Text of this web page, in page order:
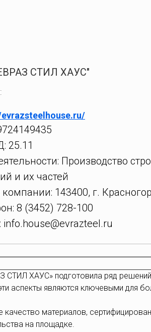
СТИЛ ХАУС"
25.11
Производство
и их частей
143400, г.
8 (3452) 728-100
info.house@evrazteel.ru
СТИЛ ХАУС» подготовила ряд
аспекты являются ключевыми для
материалов,
на площадке.